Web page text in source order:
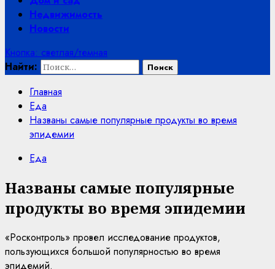
Недвижимость
Новости
Кнопка: светлая/темная
Найти:
Главная
Еда
Названы самые популярные продукты во время
эпидемии
Еда
Названы самые популярные
продукты во время эпидемии
«Росконтроль» провел исследование продуктов,
пользующихся большой популярностью во время
эпидемий.